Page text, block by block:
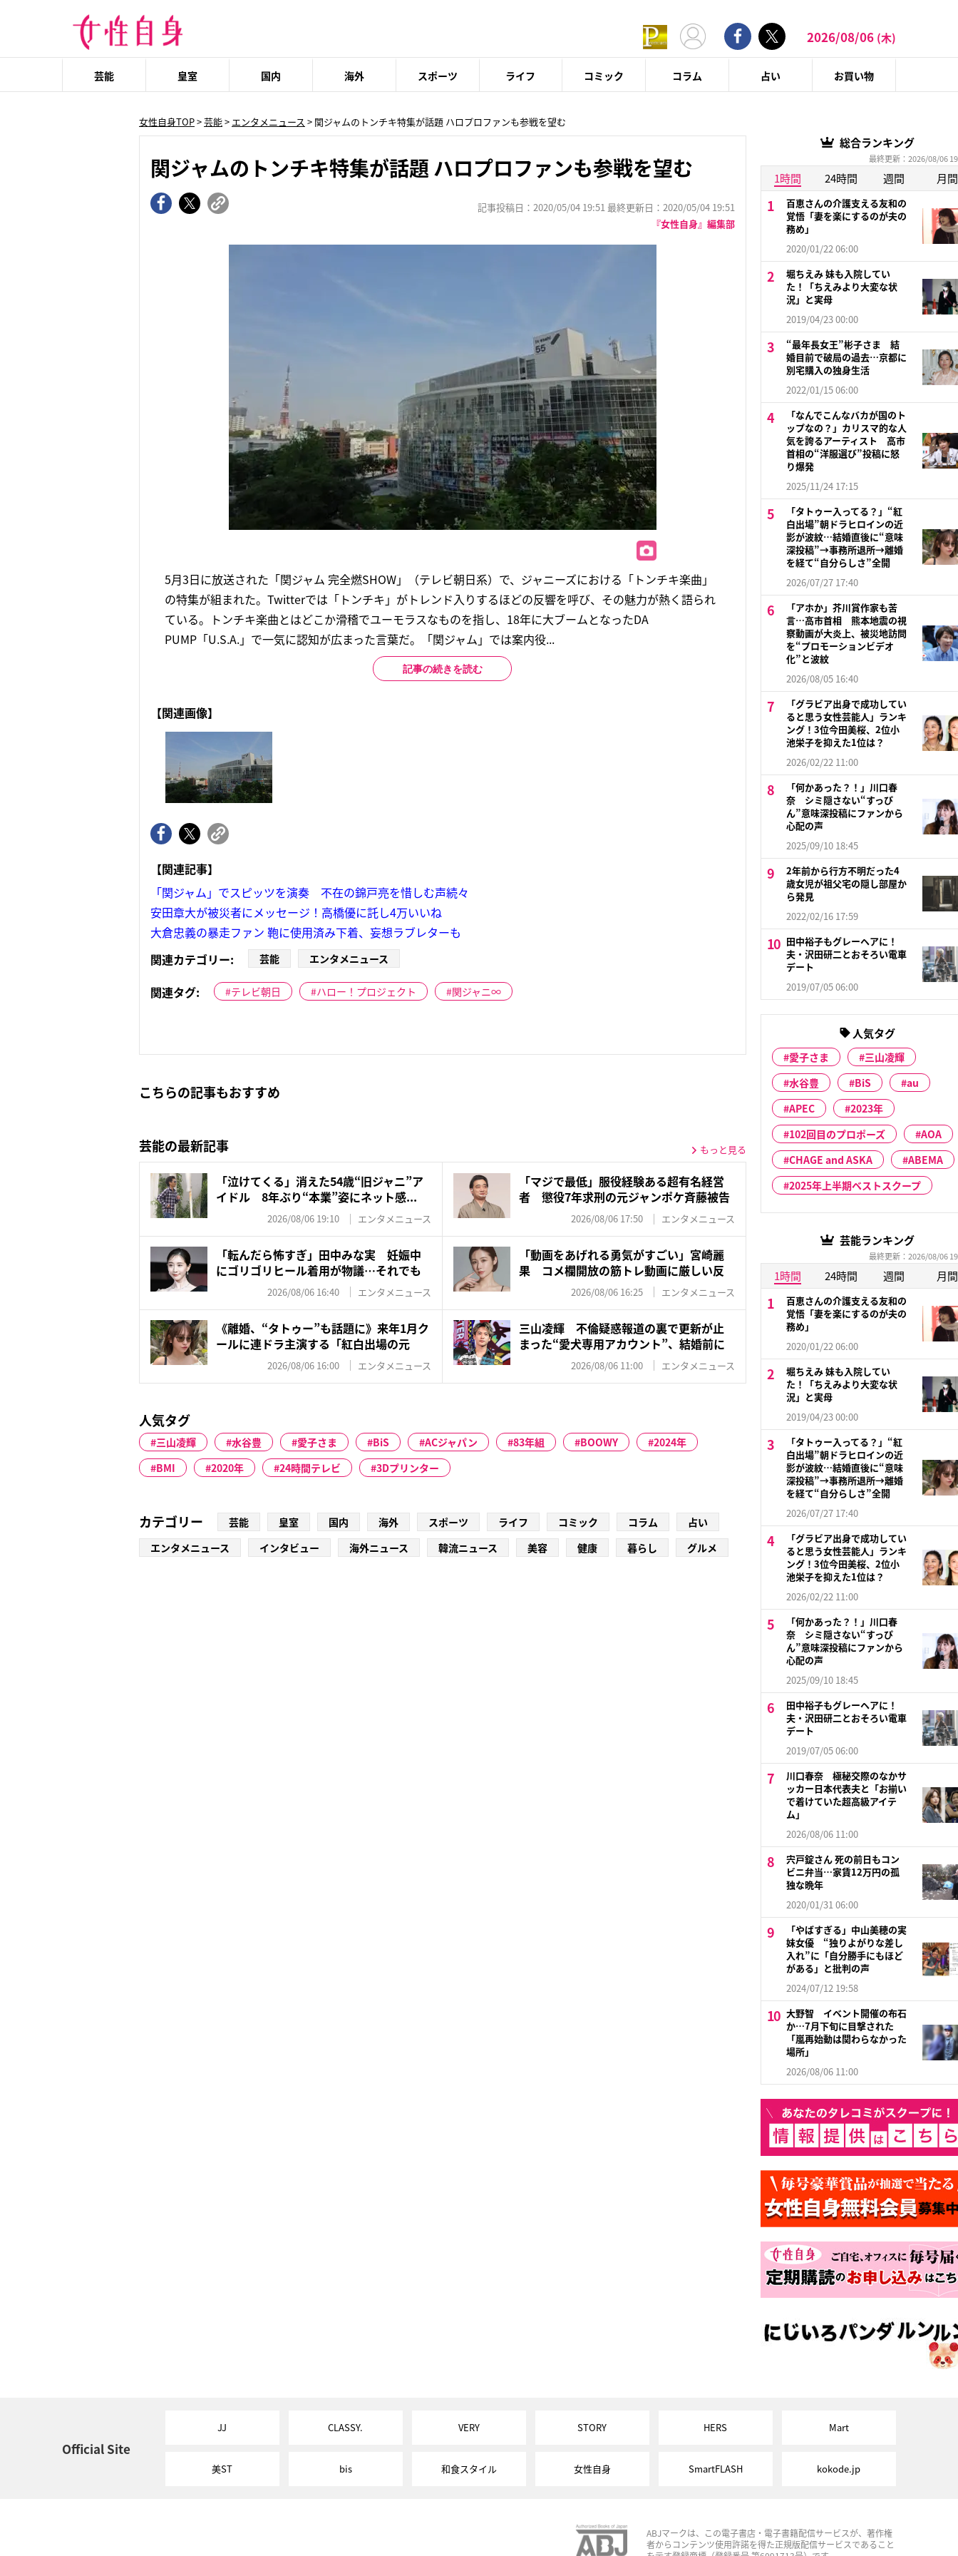
2026/08/06 (木)
芸能 皇室 国内 海外 スポーツ ライフ コミック コラム 占い お買い物
女性自身TOP>芸能> エンタメニュース > 関ジャムのトンチキ特集が話題 ハロプロファンも参戦を望む
関ジャムのトンチキ特集が話題 ハロプロファンも参戦を望む
記事投稿日：2020/05/04 19:51 最終更新日：2020/05/04 19:51
『女性自身』編集部
5月3日に放送された「関ジャム 完全燃SHOW」（テレビ朝日系）で、ジャニーズにおける「トンチキ楽曲」
の特集が組まれた。Twitterでは「トンチキ」がトレンド入りするほどの反響を呼び、その魅力が熱く語られ
ている。トンチキ楽曲とはどこか滑稽でユーモラスなものを指し、18年に大ブームとなったDA
PUMP「U.S.A.」で一気に認知が広まった言葉だ。「関ジャム」では案内役...
記事の続きを読む
【関連画像】
【関連記事】
「関ジャム」でスピッツを演奏 不在の錦戸亮を惜しむ声続々
安田章大が被災者にメッセージ！高橋優に託し4万いいね
大倉忠義の暴走ファン 鞄に使用済み下着、妄想ラブレターも
関連カテゴリー:
芸能 エンタメニュース
関連タグ: テレビ朝日 ハロー！プロジェクト 関ジャニ∞
こちらの記事もおすすめ
芸能の最新記事 もっと見る
「泣けてくる」消えた54歳“旧ジャニ”ア
イドル 8年ぶり“本業”姿にネット感...
2026/08/06 19:10 エンタメニュース
「マジで最低」服役経験ある超有名経営
者 懲役7年求刑の元ジャンポケ斉藤被告
2026/08/06 17:50 エンタメニュース
「転んだら怖すぎ」田中みな実 妊娠中
にゴリゴリヒール着用が物議…それでも
2026/08/06 16:40 エンタメニュース
「動画をあげれる勇気がすごい」宮崎麗
果 コメ欄開放の筋トレ動画に厳しい反
2026/08/06 16:25 エンタメニュース
《離婚、“タトゥー”も話題に》来年1月ク
ールに連ドラ主演する「紅白出場の元
2026/08/06 16:00 エンタメニュース
三山凌輝 不倫疑惑報道の裏で更新が止
まった“愛犬専用アカウント”、結婚前に
2026/08/06 11:00 エンタメニュース
人気タグ
三山凌輝 水谷豊 愛子さま BiS ACジャパン 83年組 BOOWY
2024年
BMI
2020年 24時間テレビ 3Dプリンター
カテゴリー 芸能 皇室 国内 海外 スポーツ ライフ コミック コラム
占い
エンタメニュース
インタビュー 海外ニュース 韓流ニュース 美容 健康 暮らし グルメ
総合ランキング
最終更新：2026/08/06
1時間 24時間 週間 月間
百恵さんの介護支える友和の
覚悟「妻を楽にするのが夫の
務め」
2020/01/22 06:00
堀ちえみ 妹も入院してい
た！「ちえみより大変な状
況」と実母
2019/04/23 00:00
“最年長女王”彬子さま 結
婚目前で破局の過去…京都に
別宅購入の独身生活
2022/01/15 06:00
「なんでこんなバカが国のト
ップなの？」カリスマ的な人
気を誇るアーティスト 高市
首相の“洋服選び”投稿に怒
り爆発
2025/11/24 17:15
「タトゥー入ってる？」“紅
白出場”朝ドラヒロインの近
影が波紋…結婚直後に“意味
深投稿”→事務所退所→離婚
を経て“自分らしさ”全開
2026/07/27 17:40
「アホか」芥川賞作家も苦
言…高市首相 熊本地震の視
察動画が大炎上、被災地訪問
を“プロモーションビデオ
化”と波紋
2026/08/05 16:40
「グラビア出身で成功してい
ると思う女性芸能人」ランキ
ング！3位今田美桜、2位小
池栄子を抑えた1位は？
2026/02/22 11:00
「何かあった？！」川口春
奈 シミ隠さない“すっぴ
ん”意味深投稿にファンから
心配の声
2025/09/10 18:45
2年前から行方不明だった4
歳女児が祖父宅の隠し部屋か
ら発見
2022/02/16 17:59
田中裕子もグレーヘアに！
夫・沢田研二とおそろい電車
デート
2019/07/05 06:00
人気タグ
愛子さま
三山凌輝
水谷豊
BiS
au
APEC
2023年
102回目のプロポーズ
AOA
CHAGE and ASKA
ABEMA
2025年上半期ベストスクープ
芸能ランキング
最終更新：2026/08/06
1時間 24時間 週間 月間
百恵さんの介護支える友和の
覚悟「妻を楽にするのが夫の
務め」
2020/01/22 06:00
堀ちえみ 妹も入院してい
た！「ちえみより大変な状
況」と実母
2019/04/23 00:00
「タトゥー入ってる？」“紅
白出場”朝ドラヒロインの近
影が波紋…結婚直後に“意味
深投稿”→事務所退所→離婚
を経て“自分らしさ”全開
2026/07/27 17:40
「グラビア出身で成功してい
ると思う女性芸能人」ランキ
ング！3位今田美桜、2位小
池栄子を抑えた1位は？
2026/02/22 11:00
「何かあった？！」川口春
奈 シミ隠さない“すっぴ
ん”意味深投稿にファンから
心配の声
2025/09/10 18:45
田中裕子もグレーヘアに！
夫・沢田研二とおそろい電車
デート
2019/07/05 06:00
川口春奈 極秘交際のなかサ
ッカー日本代表夫と「お揃い
で着けていた超高級アイテ
ム」
2026/08/06 11:00
宍戸錠さん 死の前日もコン
ビニ弁当…家賃12万円の孤
独な晩年
2020/01/31 06:00
「やばすぎる」中山美穂の実
妹女優 “独りよがりな差し
入れ”に「自分勝手にもほど
がある」と批判の声
2024/07/12 19:58
大野智 イベント開催の布石
か…7月下旬に目撃された
「嵐再始動は関わらなかった
場所」
2026/08/06 11:00
Official Site
JJ CLASSY. VERY STORY HERS Mart
美ST bis 和食スタイル 女性自身 SmartFLASH kokode.jp
ABJマークは、この電子書店・電子書籍配信サービスが、著作権
者からコンテンツ使用許諾を得た正規版配信サービスであること